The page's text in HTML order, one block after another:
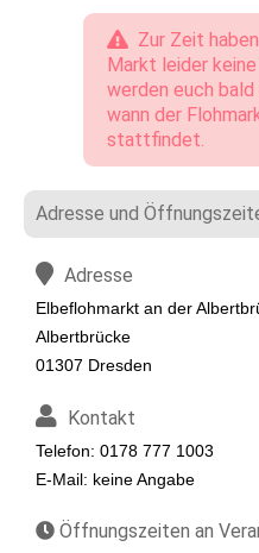
Zur Zeit
Markt leider
werden euch
wann der
stattfindet.
Adresse und
Adresse
Elbeflohmarkt an der
Albertbrücke
01307 Dresden
Kontakt
Telefon: 0178 777 1003
E-Mail: keine Angabe
Öffnungszeiten an